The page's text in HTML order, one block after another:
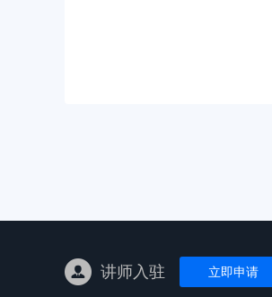
讲师入驻 立即申请